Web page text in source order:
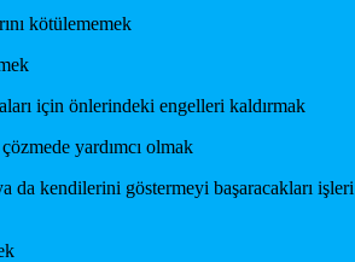
kötülememek
için önlerindeki engelleri kaldırmak
yardımcı olmak
da kendilerini göstermeyi başaracakları işleri